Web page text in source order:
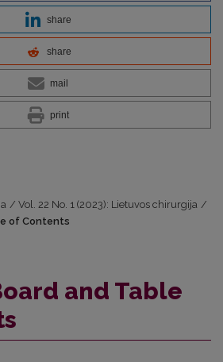
share
share
mail
print
/ Vol. 22 No. 1 (2023): Lietuvos chirurgija /
of Contents
and Table